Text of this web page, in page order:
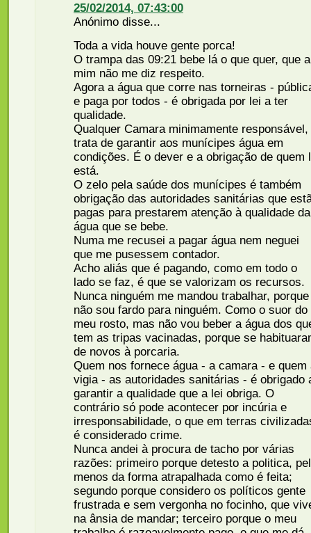
25/02/2014, 07:43:00
Anónimo disse...
Toda a vida houve gente porca!
O trampa das 09:21 bebe lá o que quer, que a
mim não me diz respeito.
Agora a água que corre nas torneiras -
e paga por todos - é obrigada por lei a ter
qualidade.
Qualquer Camara minimamente responsável,
trata de garantir aos munícipes água em
condições. É o dever e a obrigação de quem
está.
O zelo pela saúde dos munícipes é também
obrigação das autoridades sanitárias que
pagas para prestarem atenção à qualidade da
água que se bebe.
Numa me recusei a pagar água nem neguei
que me pusessem contador.
Acho aliás que é pagando, como em todo o
lado se faz, é que se valorizam os recursos.
Nunca ninguém me mandou trabalhar, porque
não sou fardo para ninguém. Como o suor do
meu rosto, mas não vou beber a água dos
tem as tripas vacinadas, porque se
de novos à porcaria.
Quem nos fornece água - a camara - e quem
vigia - as autoridades sanitárias - é obrigado
garantir a qualidade que a lei obriga. O
contrário só pode acontecer por incúria e
irresponsabilidade, o que em terras
é considerado crime.
Nunca andei à procura de tacho por várias
razões: primeiro porque detesto a politica,
menos da forma atrapalhada como é feita;
segundo porque considero os políticos gente
frustrada e sem vergonha no focinho, que
na ânsia de mandar; terceiro porque o meu